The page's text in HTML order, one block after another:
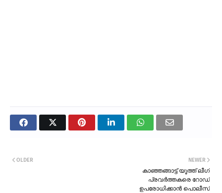
NEWER
കാഞ്ഞങ്ങാട്ട് യൂത്ത് ലീഗ്
പ്രവർത്തകരെ റോഡ്
ഉപരോധിക്കാൻ പൊലീസ്
OLDER